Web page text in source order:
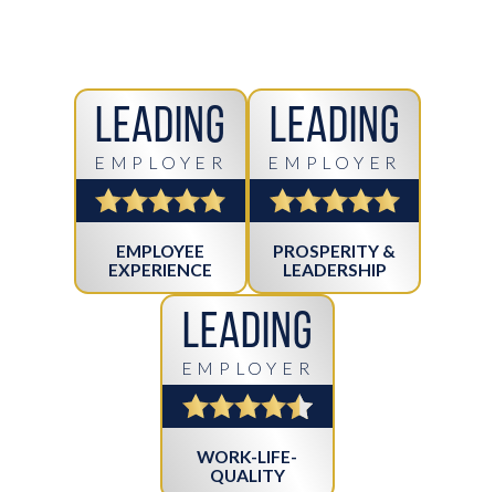
Leading
EMPLOYER
EMPLOYEE
EXPERIENCE
Leading
EMPLOYER
PROSPERITY &
LEADERSHIP
Leading
EMPLOYER
WORK-LIFE-
QUALITY